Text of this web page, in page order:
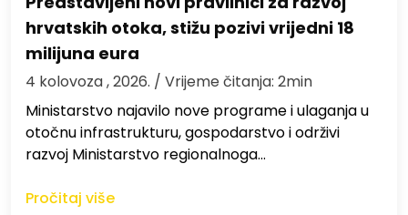
hrvatskih otoka, stižu pozivi vrijedni 18
milijuna eura
4 kolovoza , 2026. / Vrijeme čitanja: 2min
Ministarstvo najavilo nove programe i ulaganja u
otočnu infrastrukturu, gospodarstvo i održivi
razvoj Ministarstvo regionalnoga…
Pročitaj više